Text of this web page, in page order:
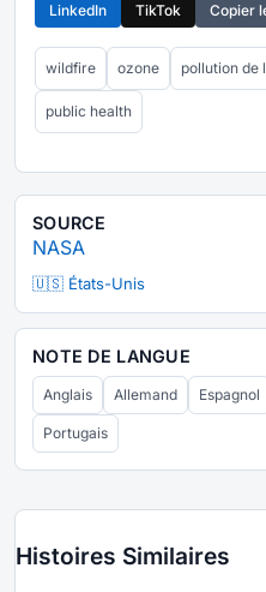
LinkedIn
TikTok Copier
wildfire ozone pollution de
public health
SOURCE
NASA
🇺🇸 États-Unis
NOTE DE LANGUE
Anglais Allemand Espagnol
Portugais
Histoires Similaires